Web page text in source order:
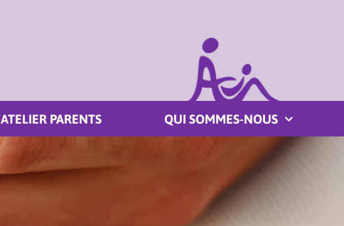
ATELIER PARENTS QUI SOMMES-NOUS